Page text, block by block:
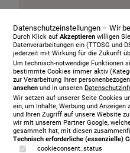
Datenschutzeinstellungen – Wir
Durch Klick aufAkzeptieren willigen
Datenverarbeitungen ein (TTDSG und
jederzeit mit Wirkung für die Zukunft
Um technisch-notwendige Funktionen
bestimmte Cookies immer aktiv
zur Verarbeitung Ihrer
ansehen und in unseren
Wir setzen auf unserer Seite Cookies
ein, um Inhalte, Werbung und
und Ihren Zugriff auf unsere Website
wir mit unserem Partner Google,
gesammelt hat, mit diesen
Technisch erforderliche (essenzielle)
cookieconsent_status